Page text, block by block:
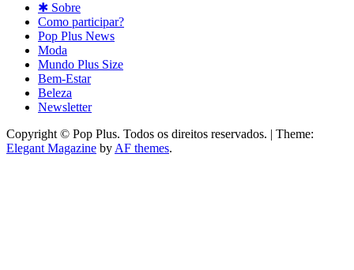
✱ Sobre
Como participar?
Pop Plus News
Moda
Mundo Plus Size
Bem-Estar
Beleza
Newsletter
Copyright © Pop Plus. Todos os direitos reservados. | Theme:
Elegant Magazine by AF themes.